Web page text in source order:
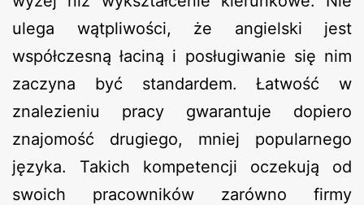
ulega wątpliwości, że angielski jest
współczesną łaciną i posługiwanie się nim
zaczyna być standardem. Łatwość w
znalezieniu pracy gwarantuje dopiero
znajomość drugiego, mniej popularnego
języka. Takich kompetencji oczekują od
swoich pracowników zarówno firmy